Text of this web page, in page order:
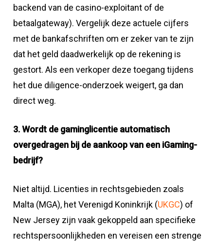
backend van de casino-exploitant of de
betaalgateway). Vergelijk deze actuele cijfers
met de bankafschriften om er zeker van te zijn
dat het geld daadwerkelijk op de rekening is
gestort. Als een verkoper deze toegang tijdens
het due diligence-onderzoek weigert, ga dan
direct weg.
3. Wordt de gaminglicentie automatisch
overgedragen bij de aankoop van een iGaming-
bedrijf?
Niet altijd. Licenties in rechtsgebieden zoals
Malta (MGA), het Verenigd Koninkrijk (UKGC) of
New Jersey zijn vaak gekoppeld aan specifieke
rechtspersoonlijkheden en vereisen een strenge